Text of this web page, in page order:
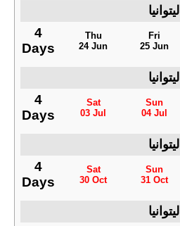
ليتوانيا
4
Days
Thu
24 Jun
Fri
25 Jun
ليتوانيا
4
Days
Sat
03 Jul
Sun
04 Jul
ليتوانيا
4
Days
Sat
30 Oct
Sun
31 Oct
ليتوانيا